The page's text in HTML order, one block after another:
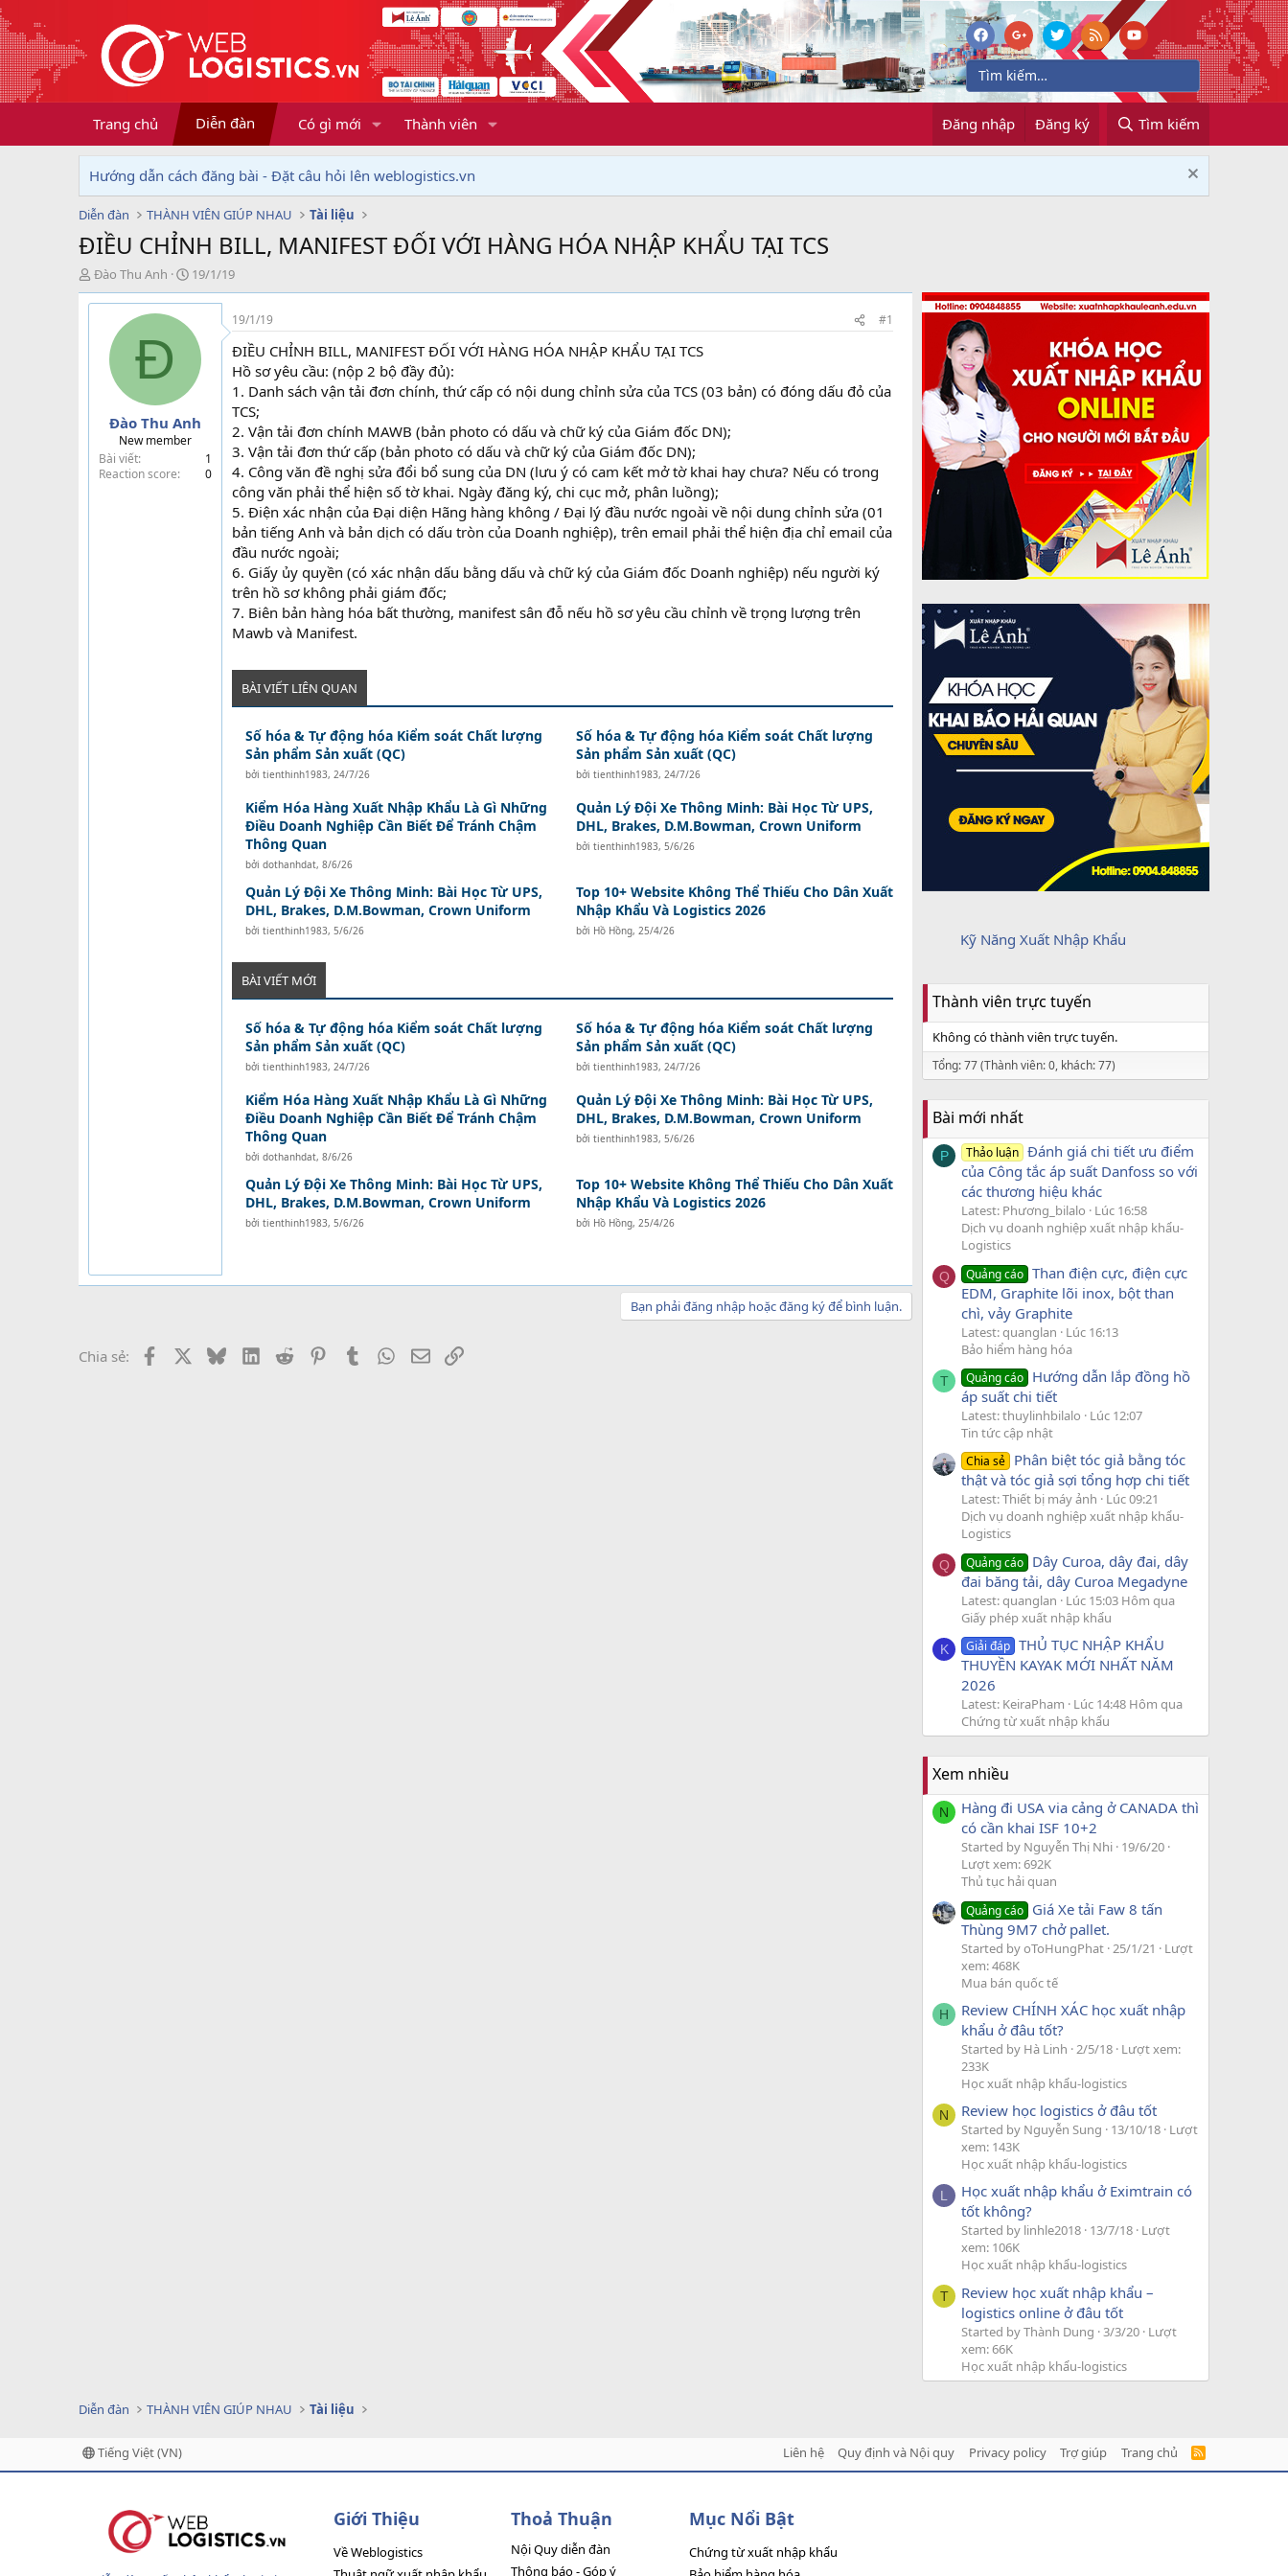
Trang chủ Diễn đàn Có gì mới Thành viên Đăng nhập Đăng ký Tìm kiếm
Hướng dẫn cách đăng bài - Đặt câu hỏi lên weblogistics.vn
Diễn đàn THÀNH VIÊN GIÚP NHAU Tài liệu
ĐIỀU CHỈNH BILL, MANIFEST ĐỐI VỚI HÀNG HÓA NHẬP KHẨU TẠI TCS
T
h
r
Đào Thu Anh
N
g
à
g
19/1/19
Đ
Đào Thu Anh
New member
Bài viết
1
Reaction score
0
19/1/19 #1
ĐIỀU CHỈNH BILL, MANIFEST ĐỐI VỚI HÀNG HÓA NHẬP KHẨU TẠI TCS
Hồ sơ yêu cầu: (nộp 2 bộ đầy đủ):
1. Danh sách vận tải đơn chính, thứ cấp có nội dung chỉnh sửa của TCS (03 bản) có đóng dấu đỏ của
TCS;
2. Vận tải đơn chính MAWB (bản photo có dấu và chữ ký của Giám đốc DN);
3. Vận tải đơn thứ cấp (bản photo có dấu và chữ ký của Giám đốc DN);
4. Công văn đề nghị sửa đổi bổ sung của DN (lưu ý có cam kết mở tờ khai hay chưa? Nếu có trong
công văn phải thể hiện số tờ khai. Ngày đăng ký, chi cục mở, phân luồng);
5. Điện xác nhận của Đại diện Hãng hàng không / Đại lý đầu nước ngoài về nội dung chỉnh sửa (01
bản tiếng Anh và bản dịch có dấu tròn của Doanh nghiệp), trên email phải thể hiện địa chỉ email của
đầu nước ngoài;
6. Giấy ủy quyền (có xác nhận dấu bằng dấu và chữ ký của Giám đốc Doanh nghiệp) nếu người ký
trên hồ sơ không phải giám đốc;
7. Biên bản hàng hóa bất thường, manifest sân đỗ nếu hồ sơ yêu cầu chỉnh về trọng lượng trên
Mawb và Manifest.
BÀI VIẾT LIÊN QUAN
Số hóa & Tự động hóa Kiểm soát Chất lượng
Sản phẩm Sản xuất (QC)
bởi tienthinh1983, 24/7/26
Số hóa & Tự động hóa Kiểm soát Chất lượng
Sản phẩm Sản xuất (QC)
bởi tienthinh1983, 24/7/26
Kiểm Hóa Hàng Xuất Nhập Khẩu Là Gì Những
Điều Doanh Nghiệp Cần Biết Để Tránh Chậm
Thông Quan
bởi dothanhdat, 8/6/26
Quản Lý Đội Xe Thông Minh: Bài Học Từ UPS,
DHL, Brakes, D.M.Bowman, Crown Uniform
bởi tienthinh1983, 5/6/26
Quản Lý Đội Xe Thông Minh: Bài Học Từ UPS,
DHL, Brakes, D.M.Bowman, Crown Uniform
bởi tienthinh1983, 5/6/26
Top 10+ Website Không Thể Thiếu Cho Dân Xuất
Nhập Khẩu Và Logistics 2026
bởi Hồ Hồng, 25/4/26
BÀI VIẾT MỚI
Số hóa & Tự động hóa Kiểm soát Chất lượng
Sản phẩm Sản xuất (QC)
bởi tienthinh1983, 24/7/26
Số hóa & Tự động hóa Kiểm soát Chất lượng
Sản phẩm Sản xuất (QC)
bởi tienthinh1983, 24/7/26
Kiểm Hóa Hàng Xuất Nhập Khẩu Là Gì Những
Điều Doanh Nghiệp Cần Biết Để Tránh Chậm
Thông Quan
bởi dothanhdat, 8/6/26
Quản Lý Đội Xe Thông Minh: Bài Học Từ UPS,
DHL, Brakes, D.M.Bowman, Crown Uniform
bởi tienthinh1983, 5/6/26
Quản Lý Đội Xe Thông Minh: Bài Học Từ UPS,
DHL, Brakes, D.M.Bowman, Crown Uniform
bởi tienthinh1983, 5/6/26
Top 10+ Website Không Thể Thiếu Cho Dân Xuất
Nhập Khẩu Và Logistics 2026
bởi Hồ Hồng, 25/4/26
Bạn phải đăng nhập hoặc đăng ký để bình luận.
Chia sẻ: Facebook BlueskyLinkedIn
Reddit PinterestTumblr WhatsApp
EmailLink
Kỹ Năng Xuất Nhập Khẩu
Thành viên trực tuyến
Không có thành viên trực tuyến.
Tổng: 77 (Thành viên: 0, khách: 77)
Bài mới nhất
P Thảo luận Đánh giá chi tiết ưu điểm
của Công tắc áp suất Danfoss so với
các thương hiệu khác
Latest: Phương_bilalo
Lúc 16:58
Dịch vụ doanh nghiệp xuất nhập khẩu-
Logistics
Q Quảng cáo Than điện cực, điện cực
EDM, Graphite lõi inox, bột than
chì, vảy Graphite
Latest: quanglan
Lúc 16:13
Bảo hiểm hàng hóa
T Quảng cáo Hướng dẫn lắp đồng hồ
áp suất chi tiết
Latest: thuylinhbilalo
Lúc 12:07
Tin tức cập nhật
Chia sẻ Phân biệt tóc giả bằng tóc
thật và tóc giả sợi tổng hợp chi tiết
Latest: Thiết bị máy ảnh
Lúc 09:21
Dịch vụ doanh nghiệp xuất nhập khẩu-
Logistics
Q Quảng cáo Dây Curoa, dây đai, dây
đai băng tải, dây Curoa Megadyne
Latest: quanglan
Lúc 15:03 Hôm qua
Giấy phép xuất nhập khẩu
K Giải đáp THỦ TỤC NHẬP KHẨU
THUYỀN KAYAK MỚI NHẤT NĂM
2026
Latest: KeiraPham
Lúc 14:48 Hôm qua
Chứng từ xuất nhập khẩu
Xem nhiều
N
Hàng đi USA via cảng ở CANADA thì
có cần khai ISF 10+2
Started by Nguyễn Thị Nhi 19/6/20
Lượt xem: 692K
Thủ tục hải quan
Quảng cáo Giá Xe tải Faw 8 tấn
Thùng 9M7 chở pallet.
Started by oToHungPhat 25/1/21
Lượt
xem: 468K
Mua bán quốc tế
H
Review CHÍNH XÁC học xuất nhập
khẩu ở đâu tốt?
Started by Hà Linh 2/5/18 Lượt xem:
233K
Học xuất nhập khẩu-logistics
N Review học logistics ở đâu tốt
Started by Nguyễn Sung 13/10/18 Lượt
xem: 143K
Học xuất nhập khẩu-logistics
L
Học xuất nhập khẩu ở Eximtrain có
tốt không?
Started by linhle2018 13/7/18 Lượt
xem: 106K
Học xuất nhập khẩu-logistics
T
Review học xuất nhập khẩu –
logistics online ở đâu tốt
Started by Thành Dung 3/3/20 Lượt
xem: 66K
Học xuất nhập khẩu-logistics
Diễn đàn THÀNH VIÊN GIÚP NHAU Tài liệu
Tiếng Việt (VN) Liên hệ Quy định và Nội quy Privacy policy Trợ giúp Trang chủ
R
Giới Thiệu
Về Weblogistics
Thoả Thuận
Nội Quy diễn đàn
Thông báo - Góp ý
Mục Nổi Bật
Chứng từ xuất nhập khẩu